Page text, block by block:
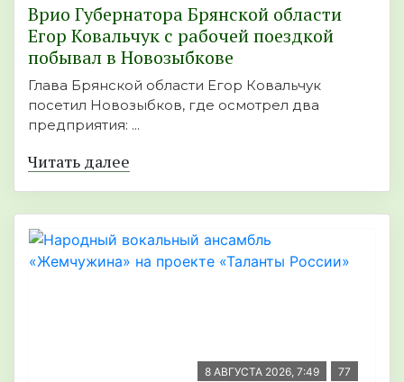
Врио Губернатора Брянской области
Егор Ковальчук с рабочей поездкой
побывал в Новозыбкове
Глава Брянской области Егор Ковальчук
посетил Новозыбков, где осмотрел два
предприятия: ...
Читать далее
8 АВГУСТА 2026, 7:49 77